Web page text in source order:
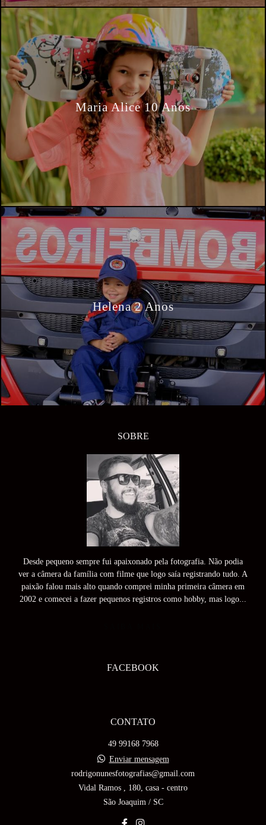
Maria Alice 10 Anos
Helena 2 Anos
SOBRE
Desde pequeno sempre fui apaixonado pela fotografia. Não podia
ver a câmera da família com filme que logo saía registrando tudo. A
paixão falou mais alto quando comprei minha primeira câmera em
2002 e comecei a fazer pequenos registros como hobby, mas logo...
FACEBOOK
CONTATO
49 99168 7968
Enviar mensagem
rodrigonunesfotografias@gmail.com
Vidal Ramos , 180, casa - centro
São Joaquim / SC